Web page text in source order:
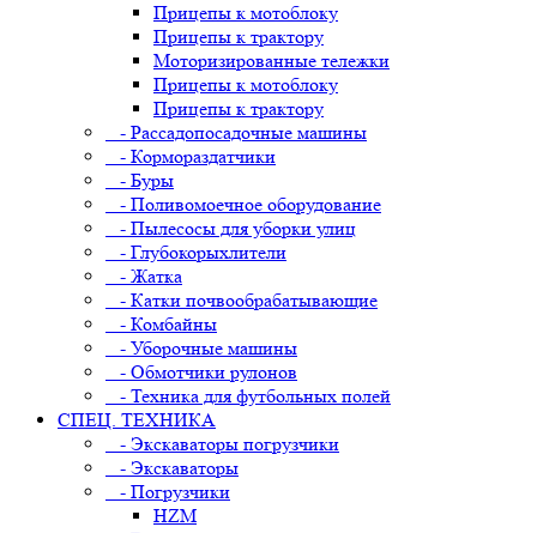
Прицепы к мотоблоку
Прицепы к трактору
Моторизированные тележки
Прицепы к мотоблоку
Прицепы к трактору
- Рассадопосадочные машины
- Кормораздатчики
- Буры
- Поливомоечное оборудование
- Пылесосы для уборки улиц
- Глубокорыхлители
- Жатка
- Катки почвообрабатывающие
- Комбайны
- Уборочные машины
- Обмотчики рулонов
- Техника для футбольных полей
СПЕЦ. ТЕХНИКА
- Экскаваторы погрузчики
- Экскаваторы
- Погрузчики
HZM